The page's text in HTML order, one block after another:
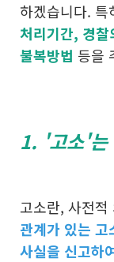
하겠습니다. 특
처리기간, 경
불복방법 등을
​1. '고소'는
고소란, 사전적
관계가 있는 고
사실을 신고하